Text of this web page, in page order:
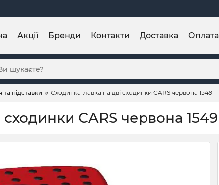
Акції Бренди Контакти Доставка Оплата
та підставки Сходинка-лавка на дві сходинки CARS червона 1549
CARS червона 1549